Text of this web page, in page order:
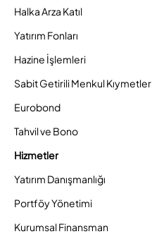
Halka Arza Katıl
Yatırım Fonları
Hazine İşlemleri
Sabit Getirili Menkul Kıymetler
Eurobond
Tahvil ve Bono
Hizmetler
Yatırım Danışmanlığı
Portföy Yönetimi
Kurumsal Finansman